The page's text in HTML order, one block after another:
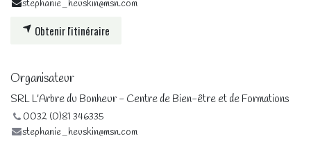
stephanie_heuskin@msn.com
Obtenir l'itinéraire
Organisateur
SRL L'Arbre du Bonheur - Centre de Bien-être et de Formations
0032 (0)81 346335
stephanie_heuskin@msn.com